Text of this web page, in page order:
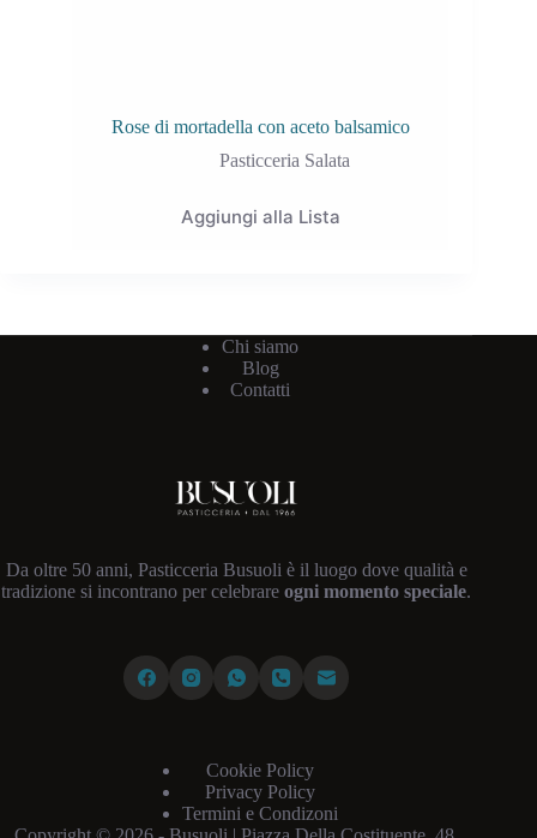
Rose di mortadella con aceto balsamico
Pasticceria Salata
Aggiungi alla Lista
Chi siamo
Blog
Contatti
Da oltre 50 anni, Pasticceria Busuoli è il luogo dove qualità e
tradizione si incontrano per celebrareogni momento speciale.
Cookie Policy
Privacy Policy
Termini e Condizoni